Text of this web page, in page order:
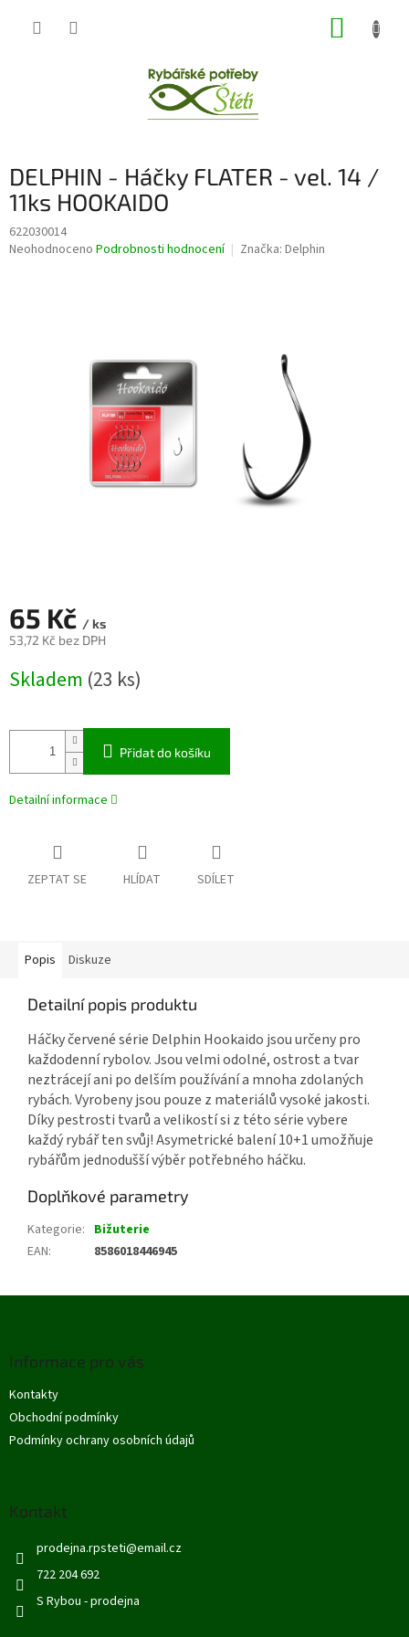
DELPHIN - Háčky FLATER - vel. 14 /
11ks HOOKAIDO
622030014
Průměrné
Neohodnoceno Podrobnosti hodnocení Značka: Delphin
65 Kč / ks
53,72 Kč bez DPH
cena:
Skladem (23 ks)
Přidat do košíku
Detailní informace
ZEPTAT SE HLÍDAT SDÍLET
Popis Diskuze
Detailní popis produktu
Háčky červené série Delphin Hookaido jsou určeny pro
každodenní rybolov. Jsou velmi odolné, ostrost a tvar
neztrácejí ani po delším používání a mnoha zdolaných
rybách. Vyrobeny jsou pouze z materiálů vysoké jakosti.
Díky pestrosti tvarů a velikostí si z této série vybere
každý rybář ten svůj! Asymetrické balení 10+1 umožňuje
rybářům jednodušší výběr potřebného háčku.
Doplňkové parametry
Kategorie: Bižuterie
EAN: 8586018446945
Informace pro vás
Kontakty
Obchodní podmínky
Podmínky ochrany osobních údajů
Kontakt
prodejna.rpsteti@email.cz
722 204 692
S Rybou - prodejna